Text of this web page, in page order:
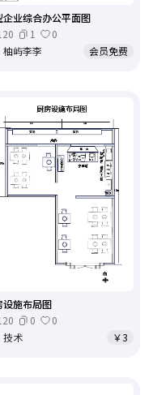
企业综合办公平面图
1
0
柚屿李李
会员免费
设施布局图
0
0
技术
￥3